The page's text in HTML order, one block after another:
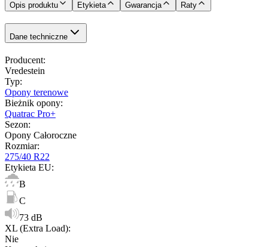
Opis produktu Etykieta Gwarancja Raty
Dane techniczne
Producent:
Vredestein
Typ:
Opony terenowe
Bieżnik opony:
Quatrac Pro+
Sezon:
Opony Całoroczne
Rozmiar:
275/40 R22
Etykieta EU:
B
C
73 dB
XL (Extra Load):
Nie